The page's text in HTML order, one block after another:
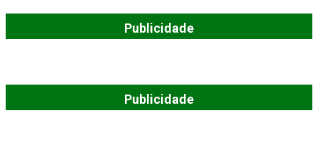
Publicidade
Publicidade